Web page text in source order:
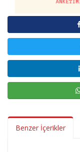
Benzer İçerikler